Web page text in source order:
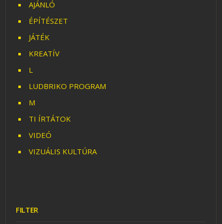
AJÁNLÓ
ÉPÍTÉSZET
JÁTÉK
KREATÍV
L
LUDBRIKO PROGRAM
M
TI ÍRTÁTOK
VIDEÓ
VIZUÁLIS KULTÚRA
FILTER